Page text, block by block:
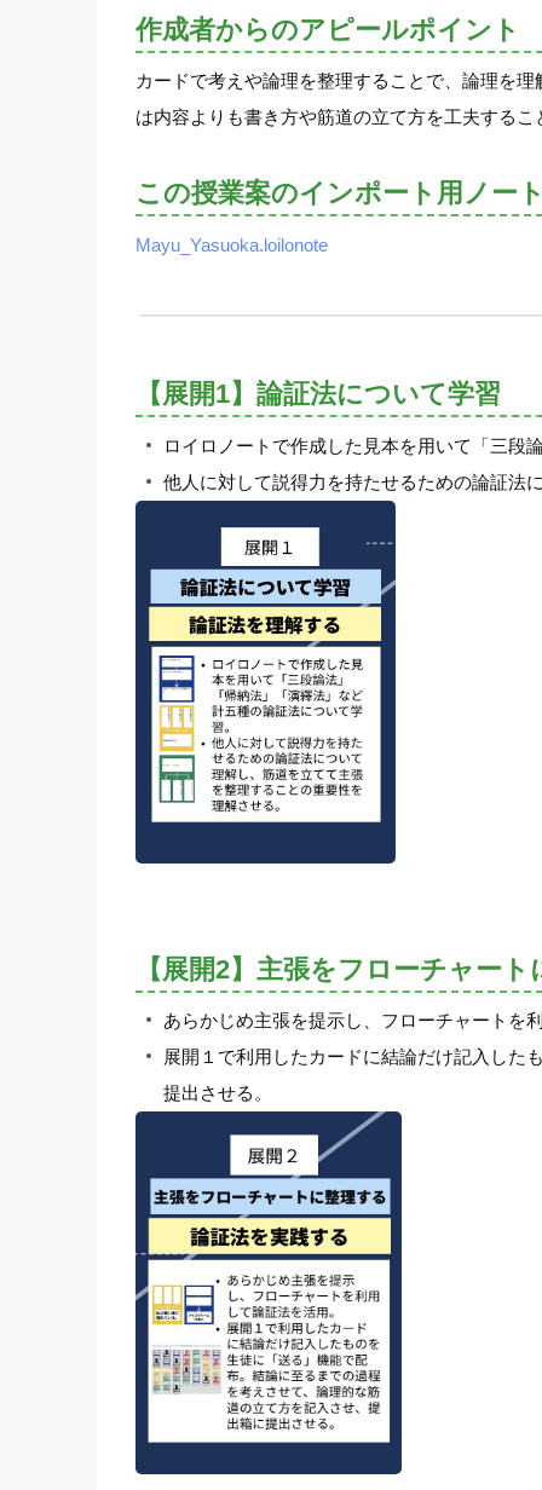
作成者からのアピールポイント
カードで考えや論理を整理することで、論理を
は内容よりも書き方や筋道の立て方を工夫する
この授業案のインポート用ノー
Mayu_Yasuoka.loilonote
【展開1】論証法について学習
ロイロノートで作成した見本を用いて「三段
他人に対して説得力を持たせるための論証法
【展開2】主張をフローチャー
あらかじめ主張を提示し、フローチャートを
展開１で利用したカードに結論だけ記入した
提出させる。